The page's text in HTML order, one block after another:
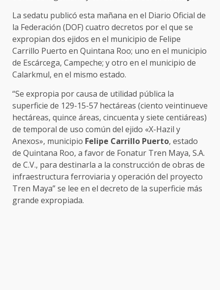
La sedatu publicó esta mañana en el Diario Oficial de
la Federación (DOF) cuatro decretos por el que se
expropian dos ejidos en el municipio de Felipe
Carrillo Puerto en Quintana Roo; uno en el municipio
de Escárcega, Campeche; y otro en el municipio de
Calarkmul, en el mismo estado.
“Se expropia por causa de utilidad pública la
superficie de 129-15-57 hectáreas (ciento veintinueve
hectáreas, quince áreas, cincuenta y siete centiáreas)
de temporal de uso común del ejido «X-Hazil y
Anexos», municipio Felipe Carrillo Puerto, estado
de Quintana Roo, a favor de Fonatur Tren Maya, S.A.
de C.V., para destinarla a la construcción de obras de
infraestructura ferroviaria y operación del proyecto
Tren Maya” se lee en el decreto de la superficie más
grande expropiada.